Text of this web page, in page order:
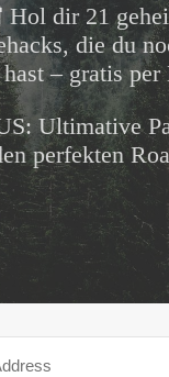
Hol dir 21
die du
hast – gratis
Ultimative
perfekten